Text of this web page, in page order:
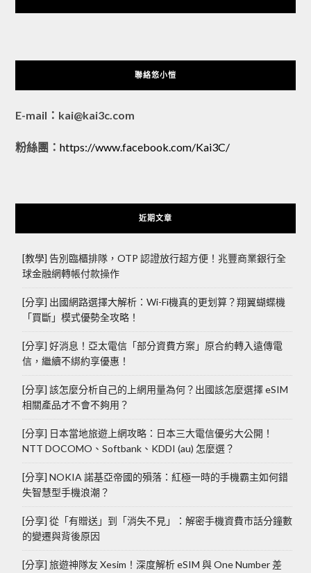
聯絡悠小愷
E-mail：kai@kai3c.com
粉絲團： https://www.facebook.com/Kai3C/
近期文章
[教學] 告別臨櫃排隊，OTP 認證放行超方便！兆豐商業銀行全
球金融網轉帳付款操作
[分享] 出國網路選擇大解析：Wi-Fi機真的更划算？翔翼蝴蝶機
「買斷」模式優勢全攻略！
[分享] 好消息！亞太電信「部分資費方案」原合約轉入遠傳電
信，繼續不綁約享優惠！
[分享] 該怎麼分析自己的上網用量為何？出國該怎麼選擇 eSIM
相關產品才不會不夠用？
[分享] 日本當地旅遊上網攻略：日本三大電信優劣大公開！
NTT DOCOMO、Softbank、KDDI (au) 怎麼選？
[分享] NOKIA 諾基亞帝國的殞落：紅極一時的手機霸主如何錯
失智慧型手機浪潮？
[分享] 從「有贈送」到「消失不見」：解密手機資費市話分鐘數
的變遷與背後原因
[分享] 旅遊神隊友 Xesim！深度解析 eSIM 與 One Number 差